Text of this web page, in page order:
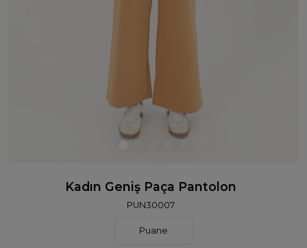
Kadın Geniş Paça Pantolon
PUN30007
Puane